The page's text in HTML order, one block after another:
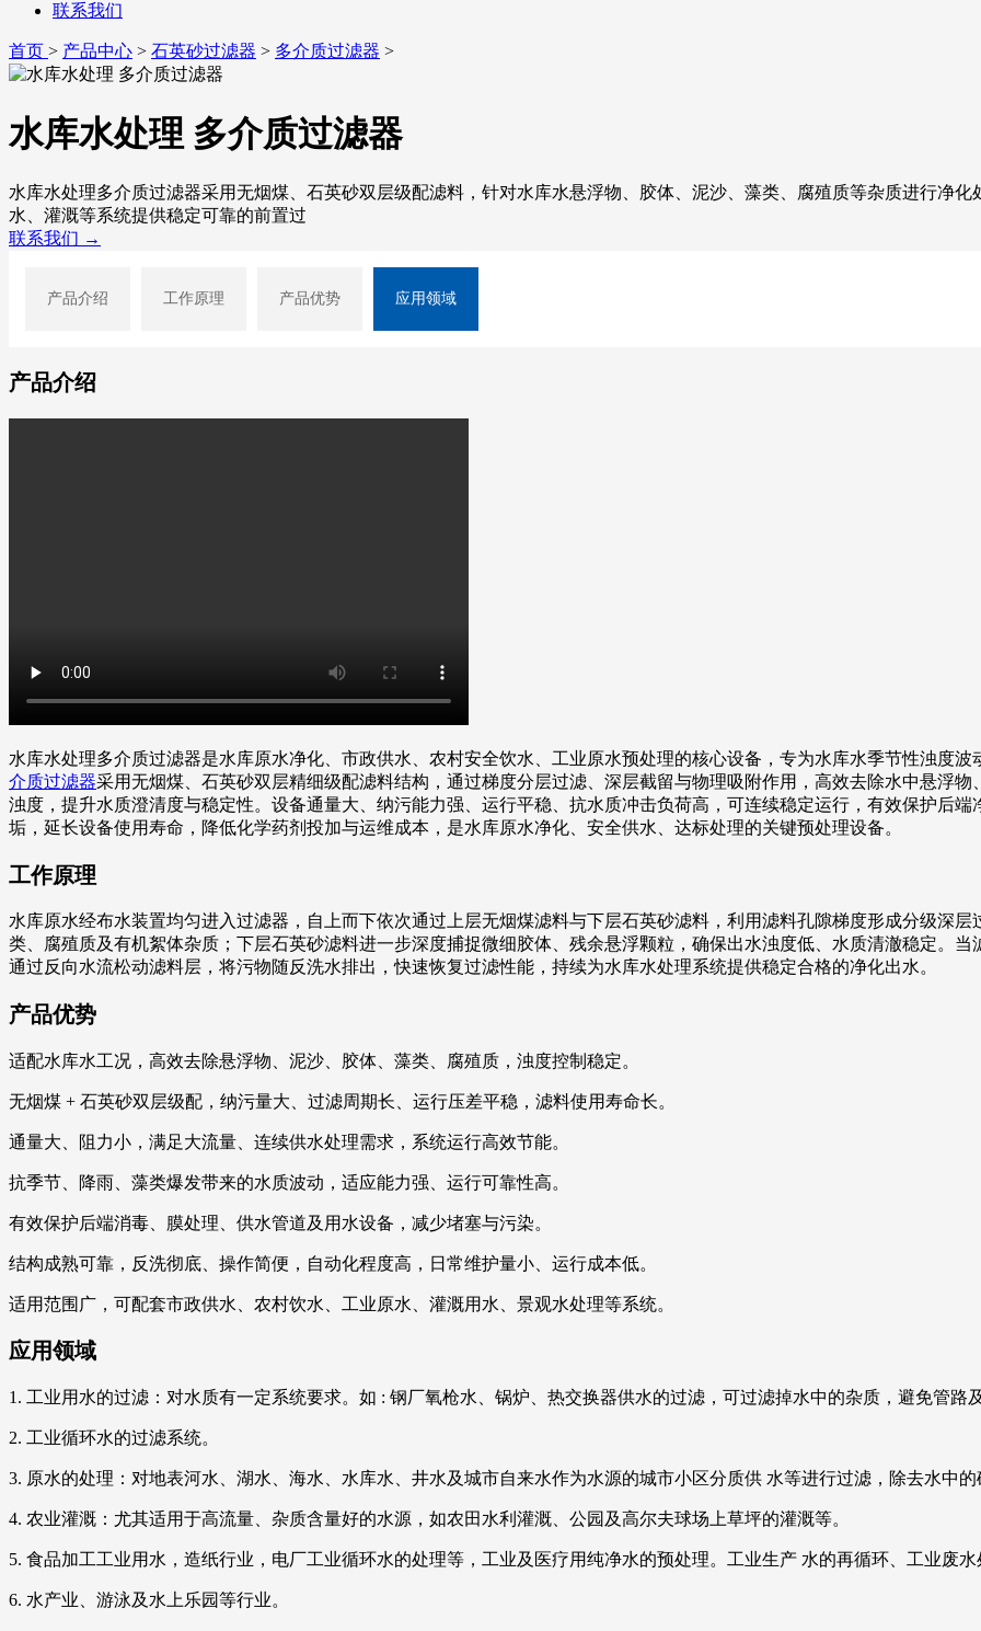
联系我们
首页 > 产品中心 > 石英砂过滤器 > 多介质过滤器 >
水库水处理 多介质过滤器
水库水处理多介质过滤器采用无烟煤、石英砂双层级配滤料，针对水库水悬浮物、胶体、泥沙、藻类、腐殖质等杂质进行净
水、灌溉等系统提供稳定可靠的前置过
联系我们 →
产品介绍 工作原理 产品优势 应用领域
产品介绍
水库水处理多介质过滤器是水库原水净化、市政供水、农村安全饮水、工业原水预处理的核心设备，专为水库水季节性浊度
介质过滤器采用无烟煤、石英砂双层精细级配滤料结构，通过梯度分层过滤、深层截留与物理吸附作用，高效去除水中悬浮
浊度，提升水质澄清度与稳定性。设备通量大、纳污能力强、运行平稳、抗水质冲击负荷高，可连续稳定运行，有效保护后
垢，延长设备使用寿命，降低化学药剂投加与运维成本，是水库原水净化、安全供水、达标处理的关键预处理设备。
工作原理
水库原水经布水装置均匀进入过滤器，自上而下依次通过上层无烟煤滤料与下层石英砂滤料，利用滤料孔隙梯度形成分级深
类、腐殖质及有机絮体杂质；下层石英砂滤料进一步深度捕捉微细胶体、残余悬浮颗粒，确保出水浊度低、水质清澈稳定。
通过反向水流松动滤料层，将污物随反洗水排出，快速恢复过滤性能，持续为水库水处理系统提供稳定合格的净化出水。
产品优势
适配水库水工况，高效去除悬浮物、泥沙、胶体、藻类、腐殖质，浊度控制稳定。
无烟煤 + 石英砂双层级配，纳污量大、过滤周期长、运行压差平稳，滤料使用寿命长。
通量大、阻力小，满足大流量、连续供水处理需求，系统运行高效节能。
抗季节、降雨、藻类爆发带来的水质波动，适应能力强、运行可靠性高。
有效保护后端消毒、膜处理、供水管道及用水设备，减少堵塞与污染。
结构成熟可靠，反洗彻底、操作简便，自动化程度高，日常维护量小、运行成本低。
适用范围广，可配套市政供水、农村饮水、工业原水、灌溉用水、景观水处理等系统。
应用领域
1. 工业用水的过滤：对水质有一定系统要求。如 : 钢厂氧枪水、锅炉、热交换器供水的过滤，可过滤掉水中的杂质，避免管路
2. 工业循环水的过滤系统。
3. 原水的处理：对地表河水、湖水、海水、水库水、井水及城市自来水作为水源的城市小区分质供 水等进行过滤，除去水中
4. 农业灌溉：尤其适用于高流量、杂质含量好的水源，如农田水利灌溉、公园及高尔夫球场上草坪的灌溉等。
5. 食品加工工业用水，造纸行业，电厂工业循环水的处理等，工业及医疗用纯净水的预处理。工业生产 水的再循环、工业废水
6. 水产业、游泳及水上乐园等行业。